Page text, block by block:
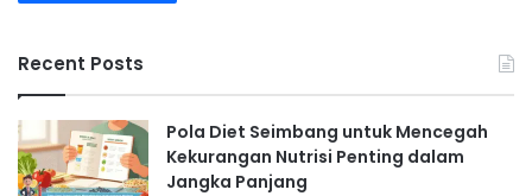
Recent Posts
Pola Diet Seimbang untuk Mencegah
Kekurangan Nutrisi Penting dalam
Jangka Panjang